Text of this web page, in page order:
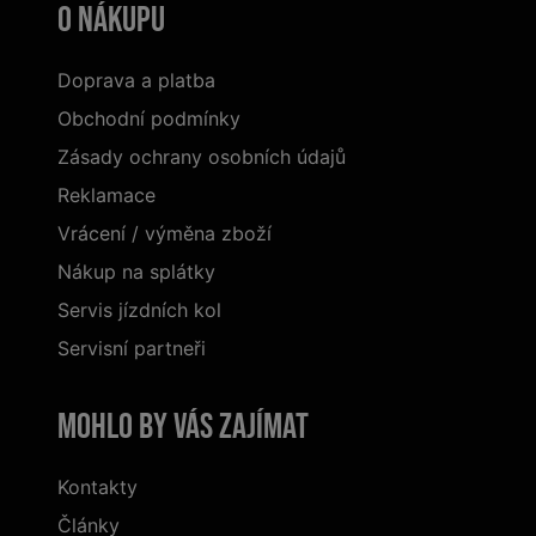
O nákupu
Doprava a platba
Obchodní podmínky
Zásady ochrany osobních údajů
Reklamace
Vrácení / výměna zboží
Nákup na splátky
Servis jízdních kol
Servisní partneři
Mohlo by vás zajímat
Kontakty
Články